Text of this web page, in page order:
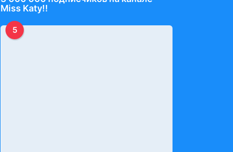
Miss Katy!!
5